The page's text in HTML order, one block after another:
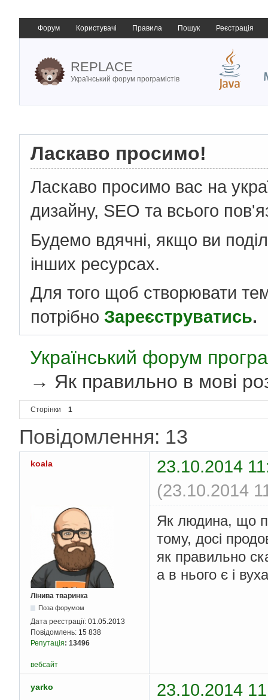
Форум Користувачі Правила Пошук Реєстрація
REPLACE
Український форум програмістів
Ласкаво просимо!
Ласкаво просимо вас на
дизайну, SEO та всього
Будемо вдячні, якщо ви
інших ресурсах.
Для того щоб створювати
потрібно Зареєструватись.
Український форум
→ Як правильно в мові
Сторінки 1
Повідомлення: 13
koala
23.10.2014
(23.10.2014
Лінива тваринка
Поза форумом
Дата реєстрації: 01.05.2013
Повідомлень: 15 838
Репутація: 13496
Як людина, що
тому, досі
як правильно
а в нього є і
вебсайт
yarko 23.10.2014